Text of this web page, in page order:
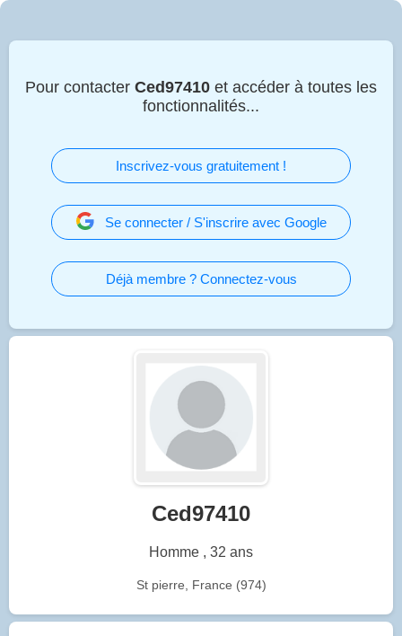
Pour contacter Ced97410 et accéder à toutes les
fonctionnalités...
Inscrivez-vous gratuitement !
Se connecter / S'inscrire avec Google
Déjà membre ? Connectez-vous
Ced97410
Homme , 32 ans
St pierre, France (974)